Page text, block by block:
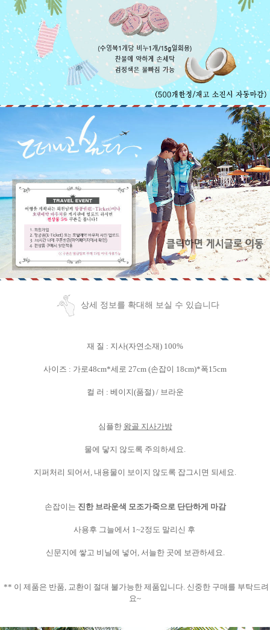
상세 정보를 확대해 보실 수 있습니다
재 질 : 지사(자연소재) 100%
사이즈 : 가로48cm*세로 27cm (손잡이 18cm)*폭15cm
컬 러 : 베이지(품절) / 브라운
심플한 왕골 지사가방
물에 닿지 않도록 주의하세요.
지퍼처리 되어서, 내용물이 보이지 않도록 잡그시면 되세요.
손잡이는 진한 브라운색 모조가죽으로 단단하게 마감
사용후 그늘에서 1~2정도 말리신 후
신문지에 쌓고 비닐에 넣어, 서늘한 곳에 보관하세요.
** 이 제품은 반품, 교환이 절대 불가능한 제품입니다. 신중한 구매를 부탁드려
요~